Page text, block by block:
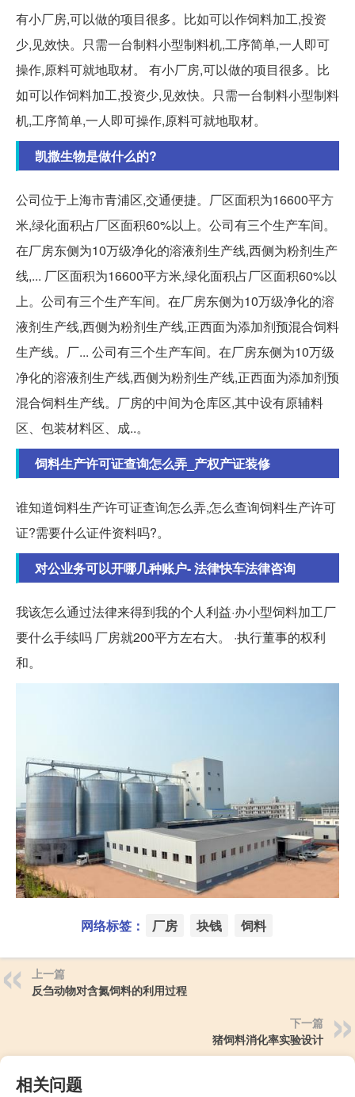
有小厂房,可以做的项目很多。比如可以作饲料加工,投资
少,见效快。只需一台制料小型制料机,工序简单,一人即可
操作,原料可就地取材。 有小厂房,可以做的项目很多。比
如可以作饲料加工,投资少,见效快。只需一台制料小型制料
机,工序简单,一人即可操作,原料可就地取材。
凯撒生物是做什么的?
公司位于上海市青浦区,交通便捷。厂区面积为16600平方
米,绿化面积占厂区面积60%以上。公司有三个生产车间。
在厂房东侧为10万级净化的溶液剂生产线,西侧为粉剂生产
线,... 厂区面积为16600平方米,绿化面积占厂区面积60%以
上。公司有三个生产车间。在厂房东侧为10万级净化的溶
液剂生产线,西侧为粉剂生产线,正西面为添加剂预混合饲料
生产线。厂... 公司有三个生产车间。在厂房东侧为10万级
净化的溶液剂生产线,西侧为粉剂生产线,正西面为添加剂预
混合饲料生产线。厂房的中间为仓库区,其中设有原辅料
区、包装材料区、成..。
饲料生产许可证查询怎么弄_产权产证装修
谁知道饲料生产许可证查询怎么弄,怎么查询饲料生产许可
证?需要什么证件资料吗?。
对公业务可以开哪几种账户- 法律快车法律咨询
我该怎么通过法律来得到我的个人利益·办小型饲料加工厂
要什么手续吗 厂房就200平方左右大。 ·执行董事的权利
和。
网络标签： 厂房 块钱 饲料
上一篇
反刍动物对含氮饲料的利用过程
下一篇
猪饲料消化率实验设计
相关问题